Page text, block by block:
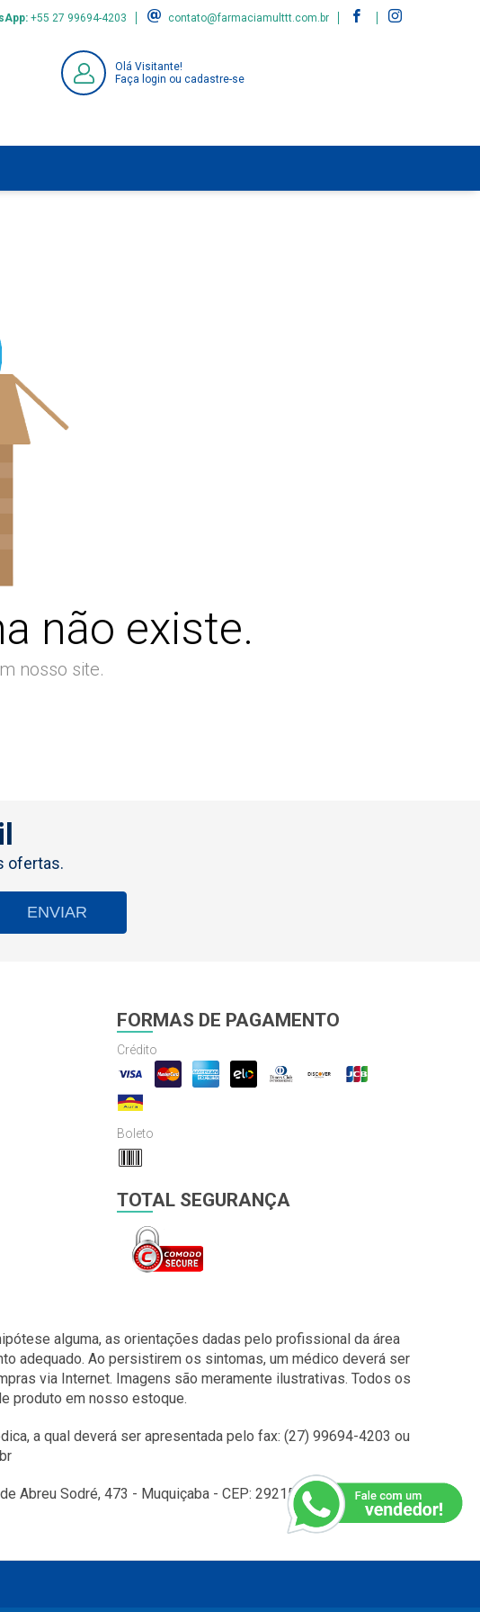
+55 27 99694-4203 contato@farmaciamulttt.com.br
Olá Visitante!
Faça login ou cadastre-se
não existe.
nosso site.
ofertas.
ENVIAR
FORMAS DE PAGAMENTO
Crédito
Boleto
TOTAL SEGURANÇA
alguma, as orientações dadas pelo profissional da área
adequado. Ao persistirem os sintomas, um médico deverá ser
via Internet. Imagens são meramente ilustrativas. Todos os
produto em nosso estoque.
a qual deverá ser apresentada pelo fax: (27) 99694-4203 ou
Abreu Sodré, 473 - Muquiçaba - CEP: 29215010 - Guarapari - ES